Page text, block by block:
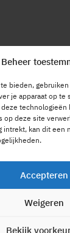
Beheer
bieden,
je apparaat op te
technologieën
op deze site
intrekt, kan dit een
Accepteren
Weigeren
Bekijk